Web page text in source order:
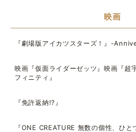
映画
『劇場版アイカツスターズ！』-
映画『仮面ライダーゼッツ』映画『超
フィニティ』
『免許返納!?』
『ONE CREATURE 無数の個性、ひと